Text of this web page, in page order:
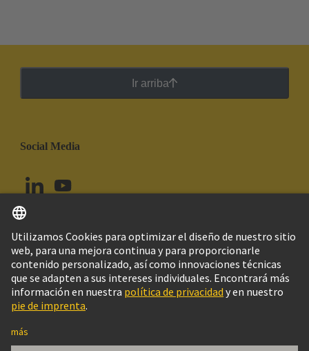
Ir arriba
Social Media
Perú Español
© Grupo Tecnológico HARTING
Imprint